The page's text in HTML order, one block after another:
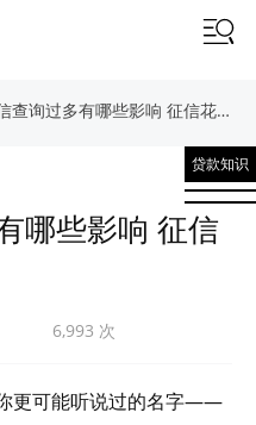
询过多有哪些影响 征信花了如何解决
贷款知识
哪些影响 征信
6,993 次
更可能听说过的名字——